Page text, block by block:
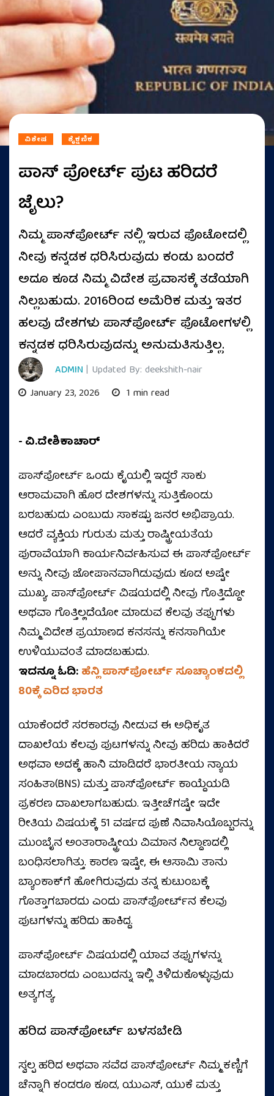
ವಿಶೇಷ ಶೈಕ್ಷಣಿಕ
ಪಾಸ್ ಪೋರ್ಟ್ ಪುಟ ಹರಿದರೆ
ಜೈಲು?
ನಿಮ್ಮ ಪಾಸ್‌ಪೋರ್ಟ್ ನಲ್ಲಿ ಇರುವ ಫೊಟೋದಲ್ಲಿ
ನೀವು ಕನ್ನಡಕ ಧರಿಸಿರುವುದು ಕಂಡು ಬಂದರೆ
ಅದೂ ಕೂಡ ನಿಮ್ಮ ವಿದೇಶ ಪ್ರವಾಸಕ್ಕೆ ತಡೆಯಾಗಿ
ನಿಲ್ಲಬಹುದು. 2016ರಿಂದ ಅಮೆರಿಕ ಮತ್ತು ಇತರ
ಹಲವು ದೇಶಗಳು ಪಾಸ್‌ಪೋರ್ಟ್ ಫೊಟೋಗಳಲ್ಲಿ
ಕನ್ನಡಕ ಧರಿಸಿರುವುದನ್ನು ಅನುಮತಿಸುತ್ತಿಲ್ಲ.
ADMIN | Updated By: deekshith-nair
January 23, 2026
1 min read
- ವಿ.ದೇಶಿಕಾಚಾರ್
ಪಾಸ್‌ಪೋರ್ಟ್ ಒಂದು ಕೈಯಲ್ಲಿ ಇದ್ದರೆ ಸಾಕು
ಆರಾಮವಾಗಿ ಹೊರ ದೇಶಗಳನ್ನು ಸುತ್ತಿಕೊಂಡು
ಬರಬಹುದು ಎಂಬುದು ಸಾಕಷ್ಟು ಜನರ ಅಭಿಪ್ರಾಯ.
ಆದರೆ ವ್ಯಕ್ತಿಯ ಗುರುತು ಮತ್ತು ರಾಷ್ಟ್ರೀಯತೆಯ
ಪುರಾವೆಯಾಗಿ ಕಾರ್ಯನಿರ್ವಹಿಸುವ ಈ ಪಾಸ್‌ಪೋರ್ಟ್
ಅನ್ನು ನೀವು ಜೋಪಾನವಾಗಿಡುವುದು ಕೂಡ ಅಷ್ಟೇ
ಮುಖ್ಯ. ಪಾಸ್‌ಪೋರ್ಟ್ ವಿಷಯದಲ್ಲಿ ನೀವು ಗೊತ್ತಿದ್ದೋ
ಅಥವಾ ಗೊತ್ತಿಲ್ಲದೆಯೋ ಮಾಡುವ ಕೆಲವು ತಪ್ಪುಗಳು
ನಿಮ್ಮ ವಿದೇಶ ಪ್ರಯಾಣದ ಕನಸನ್ನು ಕನಸಾಗಿಯೇ
ಉಳಿಯುವಂತೆ ಮಾಡಬಹುದು.
ಇದನ್ನೂ ಓದಿ:ಹೆನ್ಲಿ ಪಾಸ್‌ಪೋರ್ಟ್‌ ಸೂಚ್ಯಾಂಕದಲ್ಲಿ
80ಕ್ಕೆ ಏರಿದ ಭಾರತ
ಯಾಕೆಂದರೆ ಸರಕಾರವು ನೀಡುವ ಈ ಅಧಿಕೃತ
ದಾಖಲೆಯ ಕೆಲವು ಪುಟಗಳನ್ನು ನೀವು ಹರಿದು ಹಾಕಿದರೆ
ಅಥವಾ ಅದಕ್ಕೆ ಹಾನಿ ಮಾಡಿದರೆ ಭಾರತೀಯ ನ್ಯಾಯ
ಸಂಹಿತಾ(BNS) ಮತ್ತು ಪಾಸ್‌ಪೋರ್ಟ್ ಕಾಯ್ದೆಯಡಿ
ಪ್ರಕರಣ ದಾಖಲಾಗಬಹುದು. ಇತ್ತೀಚೆಗಷ್ಟೇ ಇದೇ
ರೀತಿಯ ವಿಷಯಕ್ಕೆ 51 ವರ್ಷದ ಪುಣೆ ನಿವಾಸಿಯೊಬ್ಬರನ್ನು
ಮುಂಬೈನ ಅಂತಾರಾಷ್ಟ್ರೀಯ ವಿಮಾನ ನಿಲ್ದಾಣದಲ್ಲಿ
ಬಂಧಿಸಲಾಗಿತ್ತು. ಕಾರಣ ಇಷ್ಟೇ, ಈ ಆಸಾಮಿ ತಾನು
ಬ್ಯಾಂಕಾಕ್‌ಗೆ ಹೋಗಿರುವುದು ತನ್ನ ಕುಟುಂಬಕ್ಕೆ
ಗೊತ್ತಾಗಬಾರದು ಎಂದು ಪಾಸ್‌ಪೋರ್ಟ್‌ನ ಕೆಲವು
ಪುಟಗಳನ್ನು ಹರಿದು ಹಾಕಿದ್ದ.
ಪಾಸ್‌ಪೋರ್ಟ್ ವಿಷಯದಲ್ಲಿ ಯಾವ ತಪ್ಪುಗಳನ್ನು
ಮಾಡಬಾರದು ಎಂಬುದನ್ನು ಇಲ್ಲಿ ತಿಳಿದುಕೊಳ್ಳುವುದು
ಅತ್ಯಗತ್ಯ.
ಹರಿದ ಪಾಸ್‌ಪೋರ್ಟ್ ಬಳಸಬೇಡಿ
ಸ್ವಲ್ಪ ಹರಿದ ಅಥವಾ ಸವೆದ ಪಾಸ್‌ಪೋರ್ಟ್ ನಿಮ್ಮ ಕಣ್ಣಿಗೆ
ಚೆನ್ನಾಗಿ ಕಂಡರೂ ಕೂಡ, ಯುಎಸ್, ಯುಕೆ ಮತ್ತು